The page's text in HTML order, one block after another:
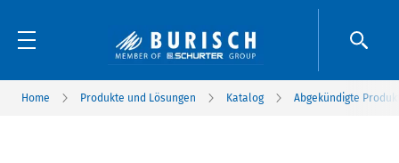
Home Produkte und Lösungen Katalog Abgekündigte